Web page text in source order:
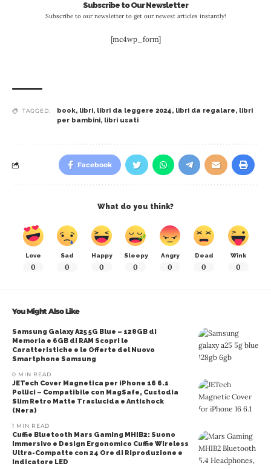
Subscribe to Our Newsletter
Subscribe to our newsletter to get our newest articles instantly!
[mc4wp_form]
TAGGED: book, libri, libri da leggere 2024, libri da regalare, libri
per bambini, libri usati
Facebook
What do you think?
Love
0
Sad
0
Happy
0
Sleepy
0
Angry
0
Dead
0
Wink
0
You Might Also Like
Samsung Galaxy A25 5G Blue – 128GB di
Memoria e 6GB di RAM Scopri le
Caratteristiche e le Offerte del Nuovo
Smartphone Samsung
0 MIN READ
JETech Cover Magnetica per iPhone 16 6.1
Pollici – Compatibile con MagSafe, Custodia
Slim Retro Matte Traslucida e Antishock
(Nera)
1 MIN READ
Cuffie Bluetooth Mars Gaming MHIB2: Suono
Immersivo e Design Ergonomico Cuffie Wireless
Ultra-Compatte con 24 Ore di Riproduzione e
Indicatore LED